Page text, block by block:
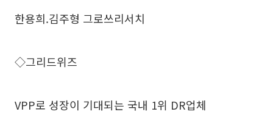
한용희.김주형 그로쓰리서치
◇그리드위즈
VPP로 성장이 기대되는 국내 1위 DR업체